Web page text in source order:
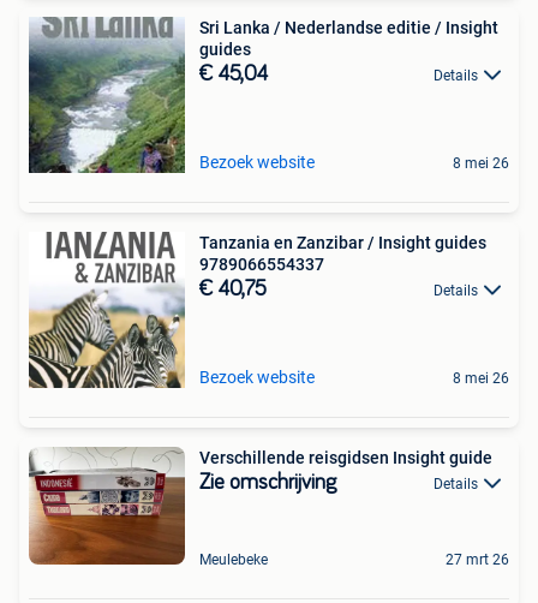
Sri Lanka / Nederlandse editie / Insight
guides
€ 45,04 Details
Bezoek website 8 mei 26
Tanzania en Zanzibar / Insight guides
9789066554337
€ 40,75 Details
Bezoek website 8 mei 26
Verschillende reisgidsen Insight guide
Zie omschrijving Details
Meulebeke 27 mrt 26